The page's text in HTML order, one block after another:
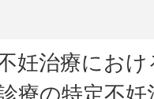
妊治療にお